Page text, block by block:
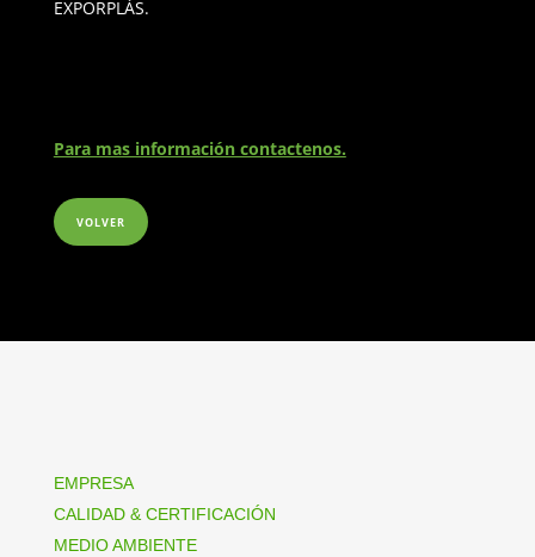
EXPORPLÁS.
Para mas información contactenos.
VOLVER
EMPRESA
CALIDAD & CERTIFICACIÓN
MEDIO AMBIENTE